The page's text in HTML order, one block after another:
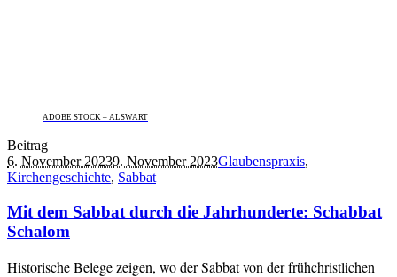
ADOBE STOCK – ALSWART
Beitrag
6. November 20239. November 2023Glaubenspraxis,
Kirchengeschichte, Sabbat
Mit dem Sabbat durch die Jahrhunderte: Schabbat
Schalom
Historische Belege zeigen, wo der Sabbat von der frühchristlichen